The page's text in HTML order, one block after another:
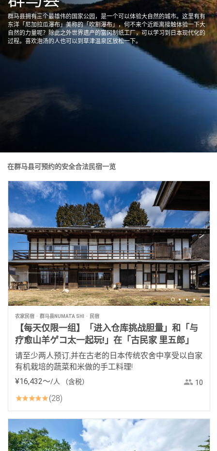
群马县拥有三个最雄伟的国家公园，是一个可以体验大自然的城市。这里有有
东洋「尼加拉瓜瀑布」美称的「吹割瀑布」，何不来个近距离接触体验一下大
自然的力量呢？除此之外世界遗产的富冈制纸工厂，可以学习到日本现代化的
过程。喜欢泡汤的人也可以到草津温泉区放松一下。
在群马县可预约的安全合法民宿一览
农家民宿 群马县NUMATA SHI 民宿
【每天仅限一组】「进入仓库挑战胆量」和「与
疗愈山羊ゲコ太一起玩!」在「古民家 里五郎」
请至少两人预订,并在古老的日本传统农舍中享受以自家
有机栽培的蔬菜和米做的手工料理!
¥16,432〜/人 （含税） 10
28